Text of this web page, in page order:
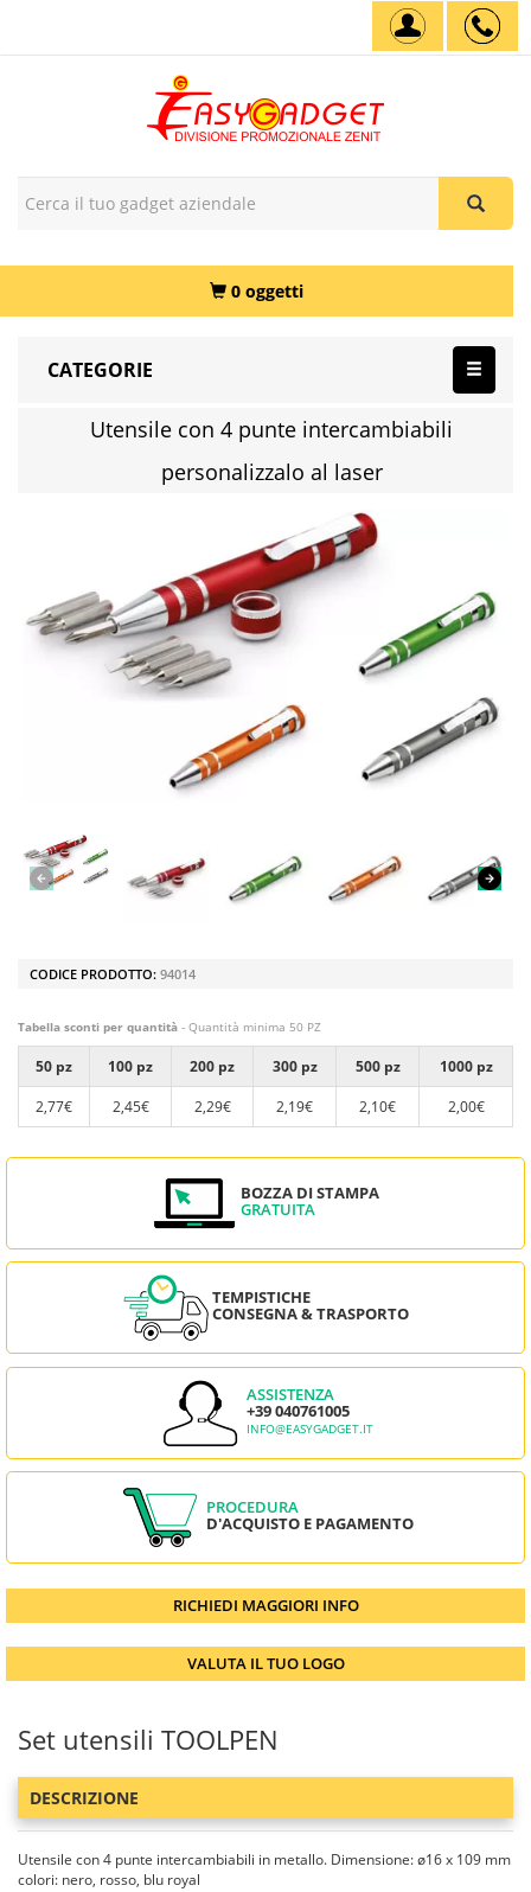
0 oggetti
CATEGORIE
Utensile con 4 punte intercambiabili
personalizzalo al laser
CODICE PRODOTTO: 94014
Tabella sconti per quantità - Quantità minima 50 PZ
50 pz 100 pz 200 pz 300 pz 500 pz
1000 pz
2,77€
2,45€ 2,29€ 2,19€ 2,10€ 2,00€
BOZZA DI STAMPA
GRATUITA
TEMPISTICHE
CONSEGNA & TRASPORTO
ASSISTENZA
+39 040761005
INFO@EASYGADGET.IT
PROCEDURA
D'ACQUISTO E PAGAMENTO
RICHIEDI MAGGIORI INFO
VALUTA IL TUO LOGO
Set utensili TOOLPEN
DESCRIZIONE
Utensile con 4 punte intercambiabili in metallo. Dimensione: ø16 x 109 mm
colori: nero, rosso, blu royal